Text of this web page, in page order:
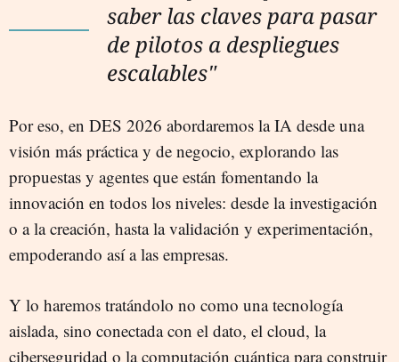
saber las claves para pasar
de pilotos a despliegues
escalables"
Por eso, en DES 2026 abordaremos la IA desde una
visión más práctica y de negocio, explorando las
propuestas y agentes que están fomentando la
innovación en todos los niveles: desde la investigación
o a la creación, hasta la validación y experimentación,
empoderando así a las empresas.
Y lo haremos tratándolo no como una tecnología
aislada, sino conectada con el dato, el cloud, la
ciberseguridad o la computación cuántica para construir